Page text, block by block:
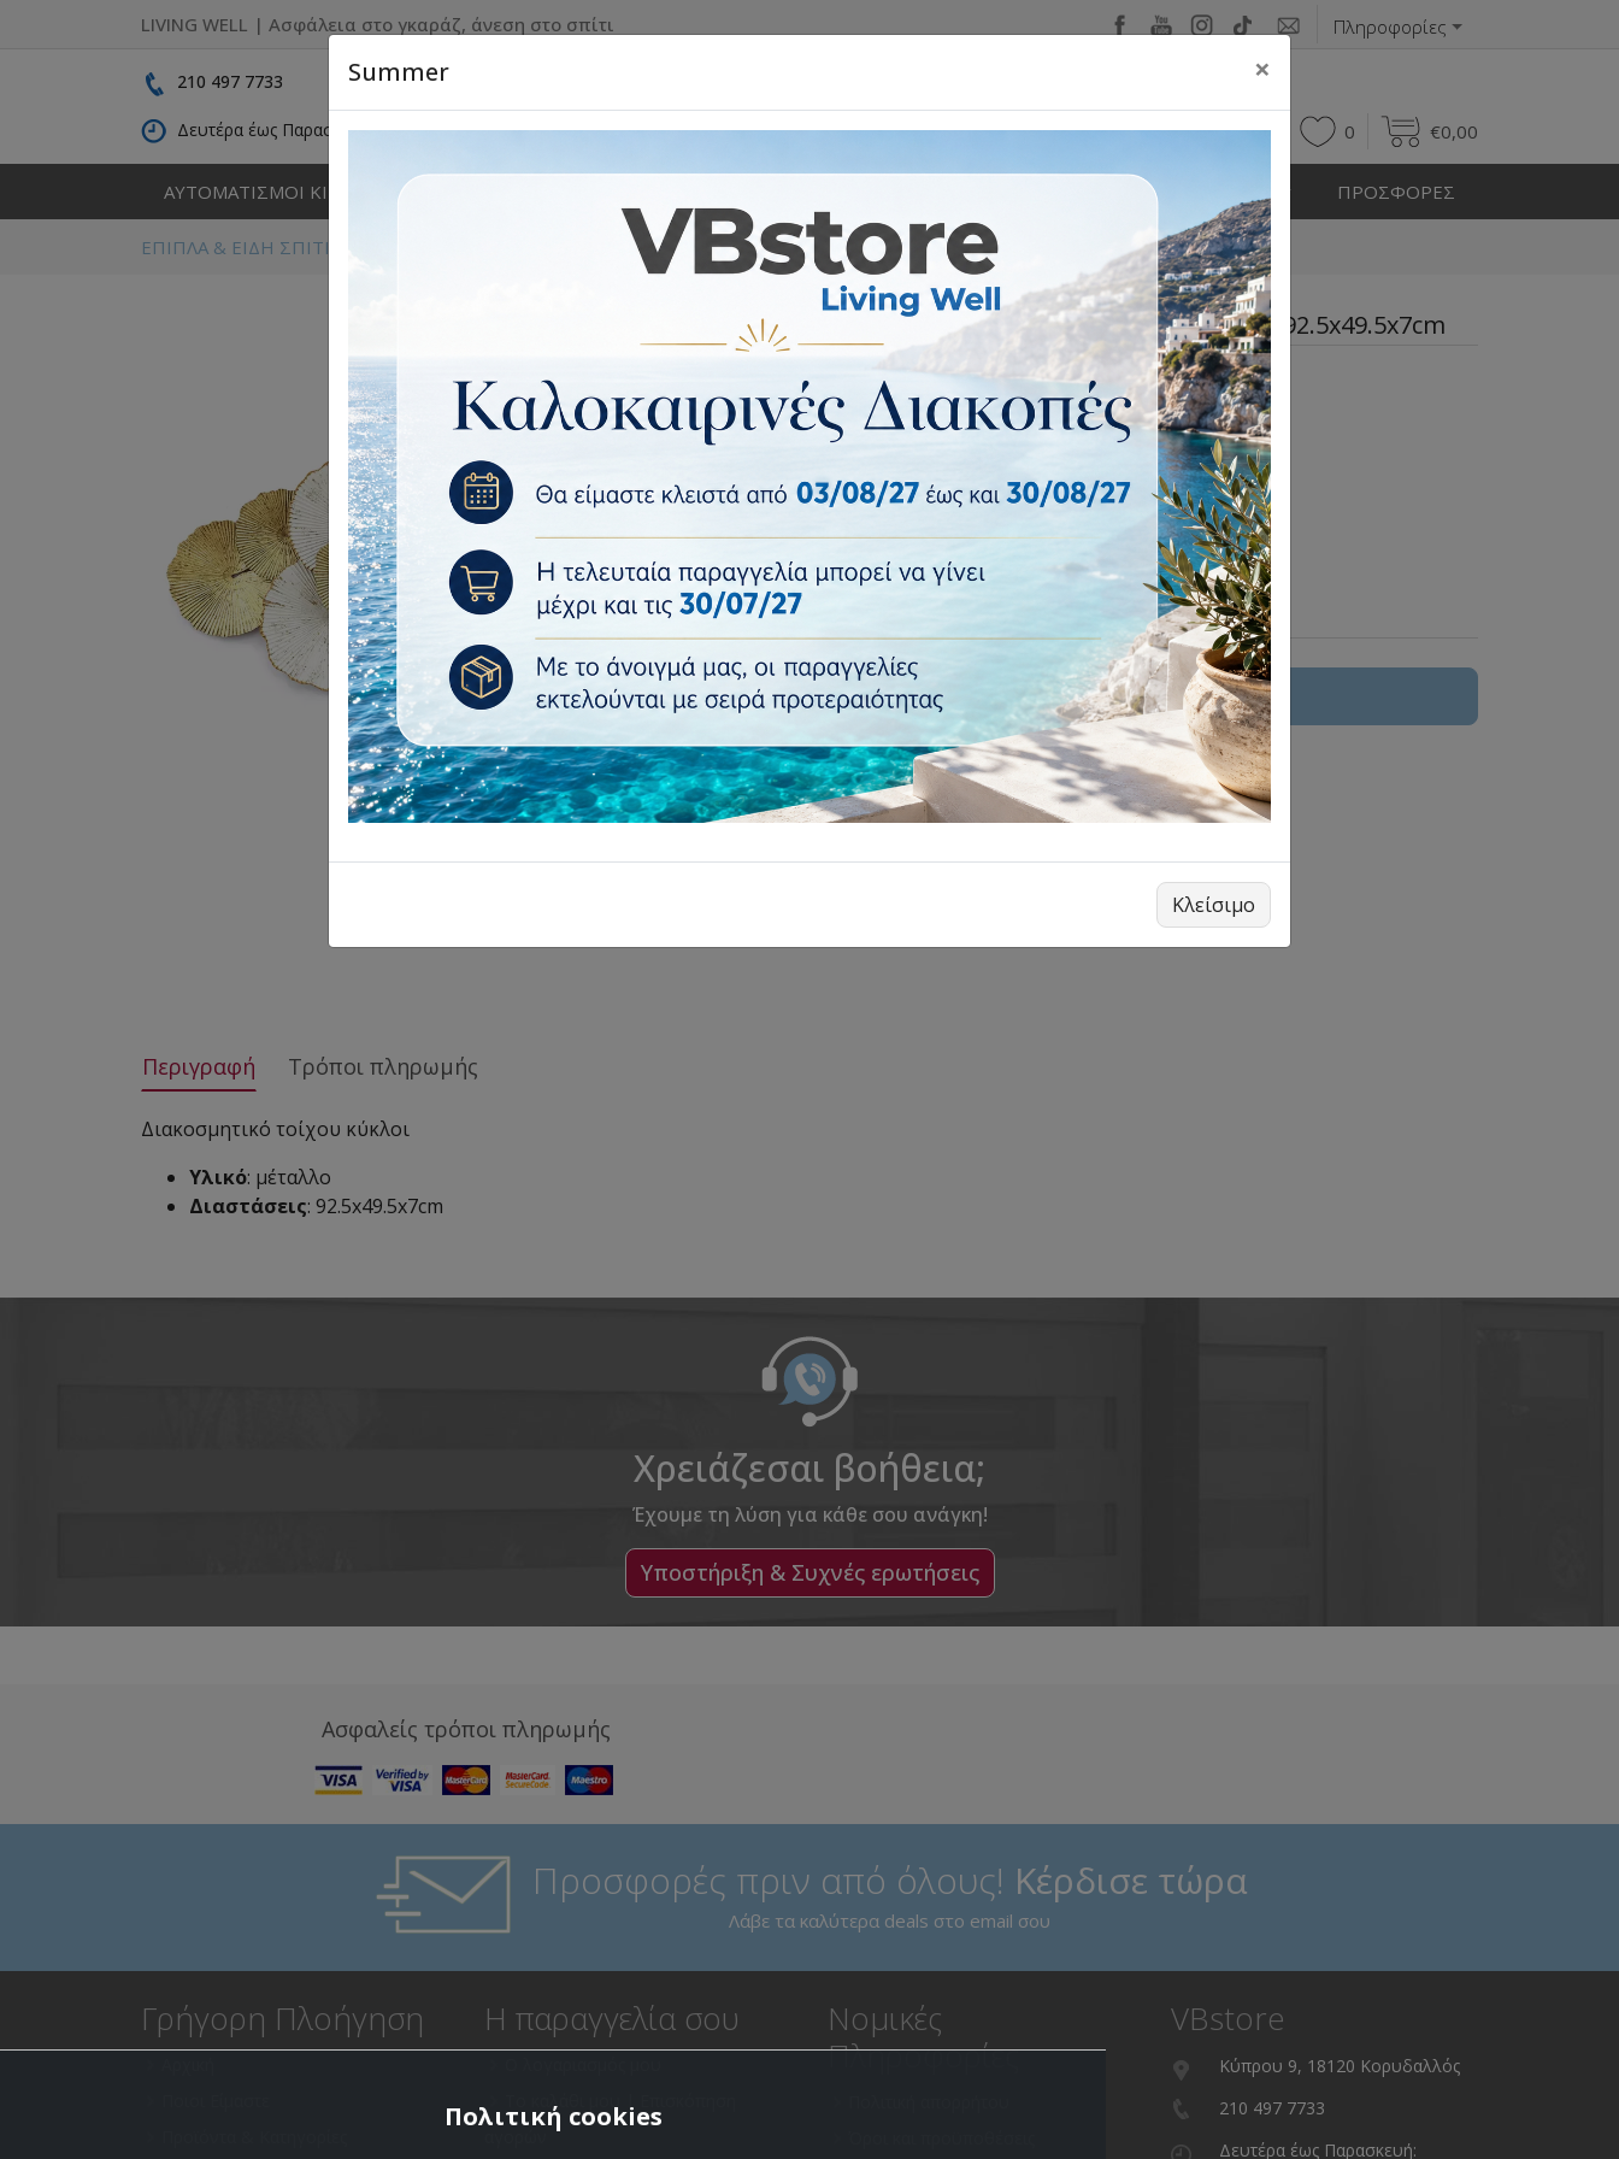
LIVING WELL | Ασφάλεια στο γκαράζ, άνεση στο σπίτι Πληροφορίες
210 497 7733
Δευτέρα έως Παρασκευή: 09:00 - 16:30 0 0 €0,00
ΑΥΤΟΜΑΤΙΣΜΟΙ ΚΙΝΗΣΗΣ ΕΙΔΗ ΕΞΩΤΕΡΙΚΟΥ ΧΩΡΟΥ ΠΡΟΣΦΟΡΕΣ
ΕΠΙΠΛΑ & ΕΙΔΗ ΣΠΙΤΙΟΥ Διακόσμηση τοίχου Διακοσμητικό Τοίχου ArteLibre Κύκλοι Μέταλλο 92.5x49.5x7cm
Διακοσμητικό Τοίχου ArteLibre Κύκλοι Μέταλλο 92.5x49.5x7cm
Διακοσμητικό Τοίχου ArteLibre Κύκλοι Μέταλλο 92.5x49.5x7cm
4 έως 10 ημέρες
Κωδικός vbstore:
14710010
Τιμή:
€69,13 €57,61
Ποσότητα:
Προσθήκη στο καλάθι
Επιστροφή σε..: Διακόσμηση τοίχου
Περιγραφή Τρόποι πληρωμής
Διακοσμητικό τοίχου κύκλοι
Υλικό: μέταλλο
Διαστάσεις: 92.5x49.5x7cm
Χρειάζεσαι βοήθεια;
Έχουμε τη λύση για κάθε σου ανάγκη!
Υποστήριξη & Συχνές ερωτήσεις
Ασφαλείς τρόποι πληρωμής
Προσφορές πριν από όλους! Κέρδισε τώρα
Λάβε τα καλύτερα deals στο email σου
Γρήγορη Πλοήγηση Η παραγγελία σου
Το καλάθι μου | Επισκόπηση
Νομικές
Πληροφορίες
VBstore
Κύπρου 9, 18120 Κορυδαλλός
210 497 7733
Δευτέρα έως Παρασκευή:
Πολιτική cookies
Summer ×
Κλείσιμο